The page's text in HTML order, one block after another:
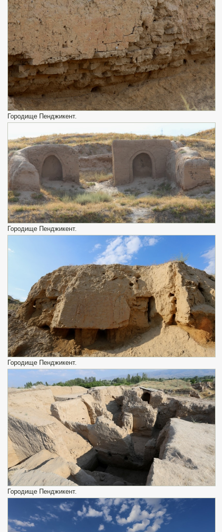
Городище Пенджикент.
Городище Пенджикент.
Городище Пенджикент.
Городище Пенджикент.